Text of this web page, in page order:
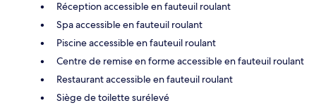
Réception accessible en fauteuil roulant
Spa accessible en fauteuil roulant
Piscine accessible en fauteuil roulant
Centre de remise en forme accessible en fauteuil roulant
Restaurant accessible en fauteuil roulant
Siège de toilette surélevé